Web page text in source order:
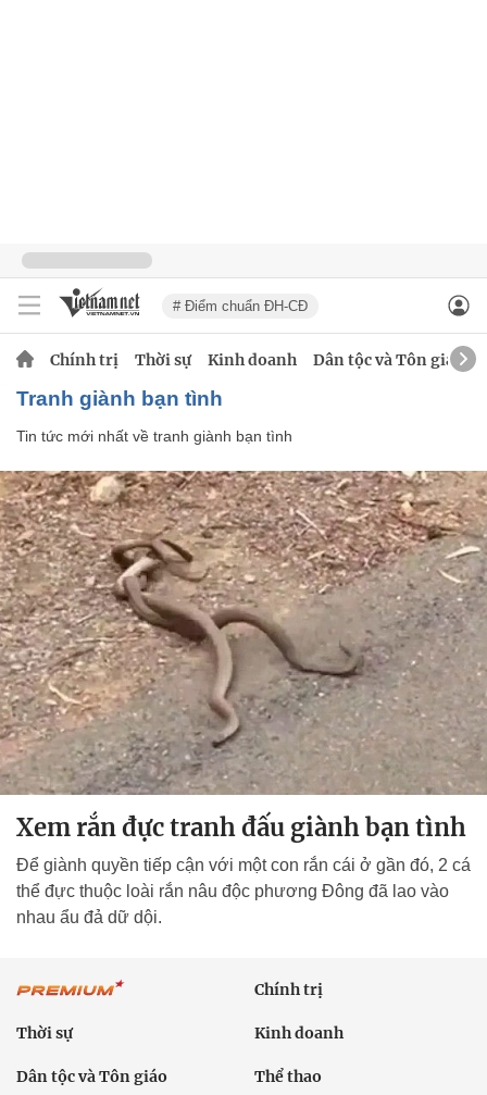
# Điểm chuẩn ĐH-CĐ
Chính trị Thời sự Kinh doanh Dân tộc và Tôn giáo
tranh giành bạn tình
Tin tức mới nhất về tranh giành bạn tình
Xem rắn đực tranh đấu giành bạn tình
Để giành quyền tiếp cận với một con rắn cái ở gần đó, 2 cá
thể đực thuộc loài rắn nâu độc phương Đông đã lao vào
nhau ẩu đả dữ dội.
Chính trị
Thời sự Kinh doanh
Dân tộc và Tôn giáo Thể thao